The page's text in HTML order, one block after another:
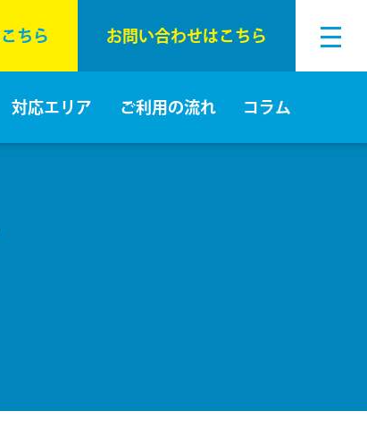
ちら お問い合わせはこちら
対応エリア ご利⽤の流れ コラム